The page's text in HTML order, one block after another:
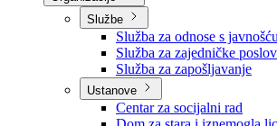
Nadležnosti
Sjednice Vlade
Službe
Služba za odnose s javnošću
Služba za zajedničke poslove
Služba za zapošljavanje